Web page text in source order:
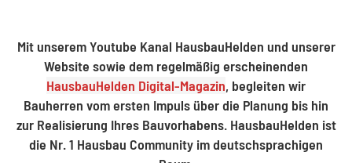
Mit unserem Youtube Kanal HausbauHelden und unserer
Website sowie dem regelmäßig erscheinenden
HausbauHelden Digital-Magazin, begleiten wir
Bauherren vom ersten Impuls über die Planung bis hin
zur Realisierung Ihres Bauvorhabens. HausbauHelden ist
die Nr. 1 Hausbau Community im deutschsprachigen